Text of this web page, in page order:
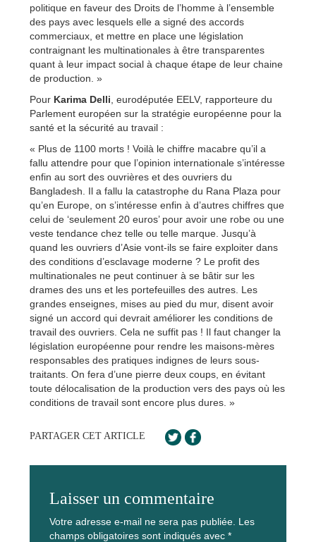
politique en faveur des Droits de l’homme à l’ensemble
des pays avec lesquels elle a signé des accords
commerciaux, et mettre en place une législation
contraignant les multinationales à être transparentes
quant à leur impact social à chaque étape de leur chaine
de production. »
Pour Karima Delli , eurodéputée EELV, rapporteure du
Parlement européen sur la stratégie européenne pour la
santé et la sécurité au travail :
« Plus de 1100 morts ! Voilà le chiffre macabre qu’il a
fallu attendre pour que l’opinion internationale s’intéresse
enfin au sort des ouvrières et des ouvriers du
Bangladesh. Il a fallu la catastrophe du Rana Plaza pour
qu’en Europe, on s’intéresse enfin à d’autres chiffres que
celui de ‘seulement 20 euros’ pour avoir une robe ou une
veste tendance chez telle ou telle marque. Jusqu’à
quand les ouvriers d’Asie vont-ils se faire exploiter dans
des conditions d’esclavage moderne ? Le profit des
multinationales ne peut continuer à se bâtir sur les
drames des uns et les portefeuilles des autres. Les
grandes enseignes, mises au pied du mur, disent avoir
signé un accord qui devrait améliorer les conditions de
travail des ouvriers. Cela ne suffit pas ! Il faut changer la
législation européenne pour rendre les maisons-mères
responsables des pratiques indignes de leurs sous-
traitants. On fera d’une pierre deux coups, en évitant
toute délocalisation de la production vers des pays où les
conditions de travail sont encore plus dures. »
PARTAGER CET ARTICLE
Laisser un commentaire
Votre adresse e-mail ne sera pas publiée. Les
champs obligatoires sont indiqués avec *